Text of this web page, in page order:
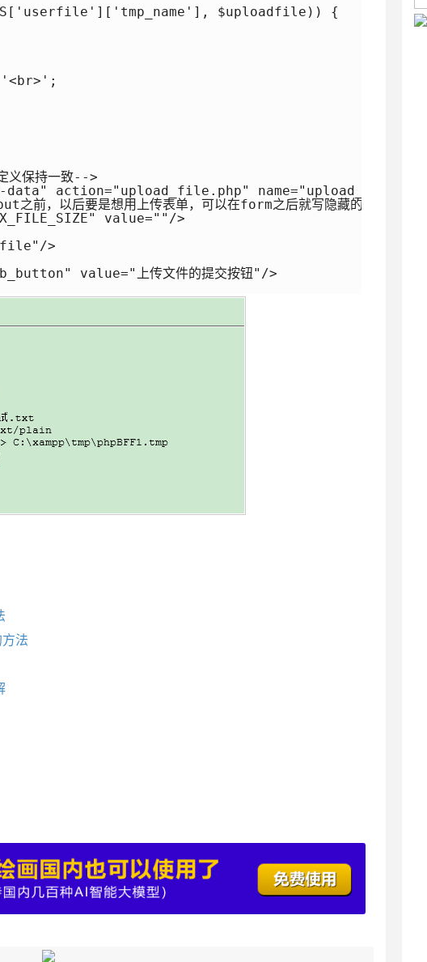
$uploadfile)) {
'<br>';
义保持一致-->
action="upload_file.php" name="upload_form"
前，以后要是想用上传表单，可以在form之后就写隐藏的input-->
value=""/>
>
value="上传文件的提交按钮"/>
法